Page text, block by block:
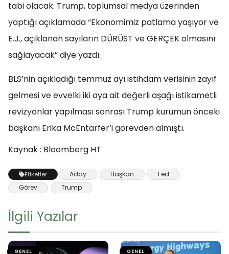
tabi olacak. Trump, toplumsal medya üzerinden
yaptığı açıklamada “Ekonomimiz patlama yaşıyor ve
E.J., açıklanan sayıların DÜRÜST ve GERÇEK olmasını
sağlayacak” diye yazdı.
BLS’nin açıkladığı temmuz ayı istihdam verisinin zayıf
gelmesi ve evvelki iki aya ait değerli aşağı istikametli
revizyonlar yapılması sonrası Trump kurumun önceki
başkanı Erika McEntarfer’i görevden almıştı.
Kaynak : Bloomberg HT
Etiketler Aday Başkan
Fed
Görev
Trump
İlgili Yazılar
GENEL GENEL